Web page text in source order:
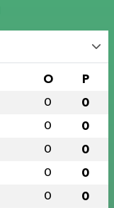
O P
0 0
0 0
0 0
0 0
0 0